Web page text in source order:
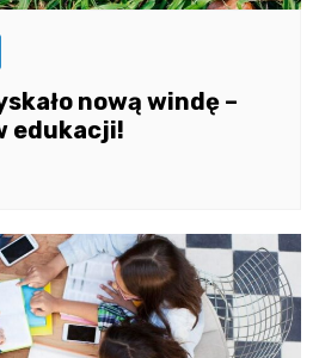
nową windę –
edukacji!